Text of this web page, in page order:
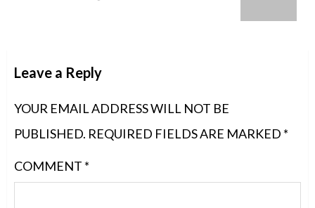
Leave a Reply
YOUR EMAIL ADDRESS WILL NOT BE
PUBLISHED. REQUIRED FIELDS ARE MARKED *
COMMENT *